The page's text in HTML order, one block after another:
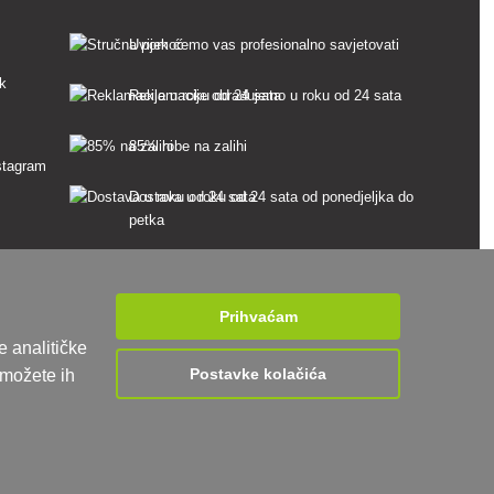
Uvijek ćemo vas profesionalno savjetovati
Reklamacije obrađujemo u roku od 24 sata
85% robe na zalihi
Dostava u roku od 24 sata od ponedjeljka do
petka
analitičke
ih
Prihvaćam
Postavke kolačića